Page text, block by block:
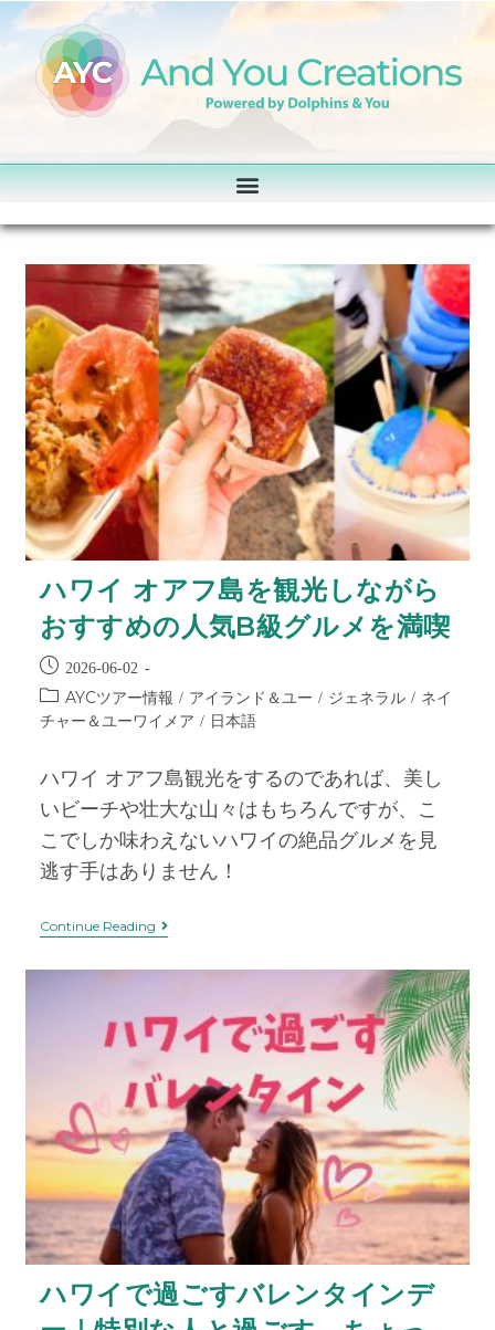
ハワイ オアフ島を観光しながら
おすすめの人気B級グルメを満喫
2026-06-02
AYCツアー情報 / アイランド＆ユー / ジェネラル / ネイ
チャー＆ユーワイメア / 日本語
ハワイ オアフ島観光をするのであれば、美し
いビーチや壮大な山々はもちろんですが、こ
こでしか味わえないハワイの絶品グルメを見
逃す手はありません！
Continue Reading
ハワイで過ごすバレンタインデ